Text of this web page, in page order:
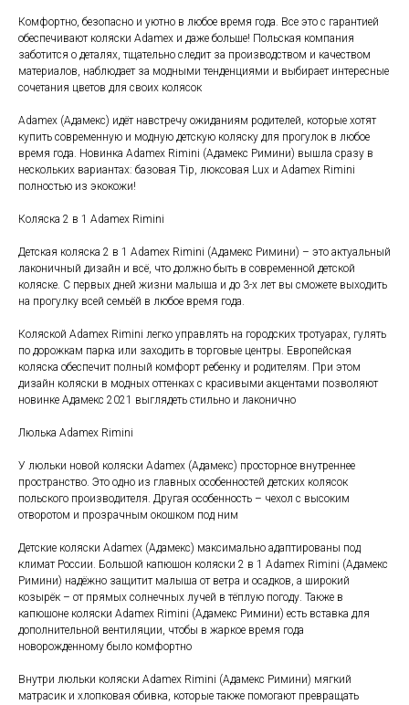
Комфортно, безопасно и уютно в любое время года. Все это с гарантией
обеспечивают коляски Adamex и даже больше! Польская компания
заботится о деталях, тщательно следит за производством и качеством
материалов, наблюдает за модными тенденциями и выбирает интересные
сочетания цветов для своих колясок
Adamex (Адамекс) идёт навстречу ожиданиям родителей, которые хотят
купить современную и модную детскую коляску для прогулок в любое
время года. Новинка Adamex Rimini (Адамекс Римини) вышла сразу в
нескольких вариантах: базовая Tip, люксовая Lux и Adamex Rimini
полностью из экокожи!
Коляска 2 в 1 Adamex Rimini
Детская коляска 2 в 1 Adamex Rimini (Адамекс Римини) – это актуальный
лаконичный дизайн и всё, что должно быть в современной детской
коляске. С первых дней жизни малыша и до 3-х лет вы сможете выходить
на прогулку всей семьёй в любое время года.
Коляской Adamex Rimini легко управлять на городских тротуарах, гулять
по дорожкам парка или заходить в торговые центры. Европейская
коляска обеспечит полный комфорт ребенку и родителям. При этом
дизайн коляски в модных оттенках с красивыми акцентами позволяют
новинке Адамекс 2021 выглядеть стильно и лаконично
Люлька Adamex Rimini
У люльки новой коляски Adamex (Адамекс) просторное внутреннее
пространство. Это одно из главных особенностей детских колясок
польского производителя. Другая особенность – чехол с высоким
отворотом и прозрачным окошком под ним
Детские коляски Adamex (Адамекс) максимально адаптированы под
климат России. Большой капюшон коляски 2 в 1 Adamex Rimini (Адамекс
Римини) надёжно защитит малыша от ветра и осадков, а широкий
козырёк – от прямых солнечных лучей в тёплую погоду. Также в
капюшоне коляски Adamex Rimini (Адамекс Римини) есть вставка для
дополнительной вентиляции, чтобы в жаркое время года
новорожденному было комфортно
Внутри люльки коляски Adamex Rimini (Адамекс Римини) мягкий
матрасик и хлопковая обивка, которые также помогают превращать